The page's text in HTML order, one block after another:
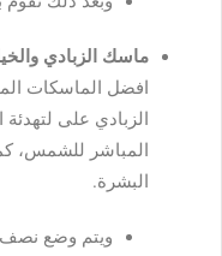
ماسك الزبادي
افضل الماسكات
الزبادي على
المباشر للشمس،
البشرة.
ويتم وضع